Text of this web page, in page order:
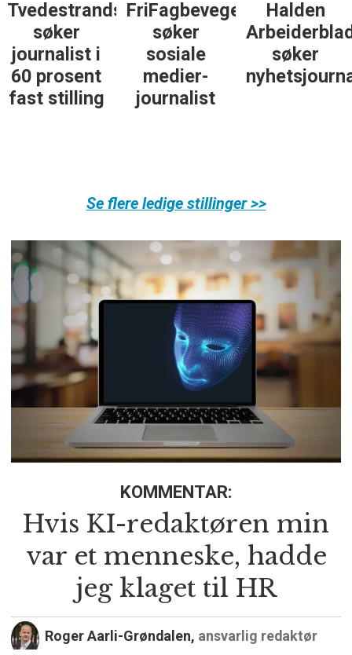
Halden
Arbeiderblad
søker
nyhetsjournalist
Støttegruppa
25. juni
søker
journalist
Journalist
med teft
for digitale
spor? Bli
Se flere ledige stillinger >>
KOMMENTAR:
Hvis KI-redaktøren min
var et menneske, hadde
jeg klaget til HR
Roger Aarli-Grøndalen, ansvarlig redaktør